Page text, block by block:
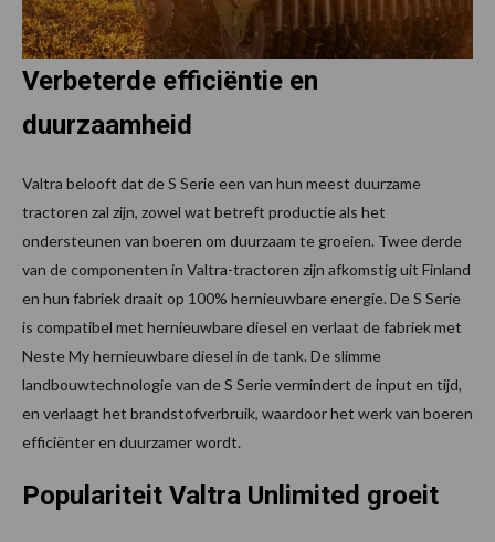
Verbeterde efficiëntie en
duurzaamheid
Valtra belooft dat de S Serie een van hun meest duurzame
tractoren zal zijn, zowel wat betreft productie als het
ondersteunen van boeren om duurzaam te groeien. Twee derde
van de componenten in Valtra-tractoren zijn afkomstig uit Finland
en hun fabriek draait op 100% hernieuwbare energie. De S Serie
is compatibel met hernieuwbare diesel en verlaat de fabriek met
Neste My hernieuwbare diesel in de tank. De slimme
landbouwtechnologie van de S Serie vermindert de input en tijd,
en verlaagt het brandstofverbruik, waardoor het werk van boeren
efficiënter en duurzamer wordt.
Populariteit Valtra Unlimited groeit